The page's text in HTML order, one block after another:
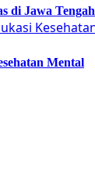
di Jawa Tengah
Mental